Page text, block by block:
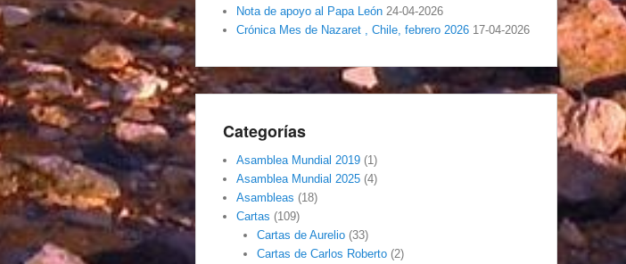
Nota de apoyo al Papa León 24-04-2026
Crónica Mes de Nazaret , Chile, febrero 2026 17-04-2026
Categorías
Asamblea Mundial 2019 (1)
Asamblea Mundial 2025 (4)
Asambleas (18)
Cartas (109)
Cartas de Aurelio(33)
Cartas de Carlos Roberto(2)